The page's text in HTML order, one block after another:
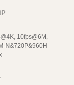
10fps@6M,
N&720P&960H